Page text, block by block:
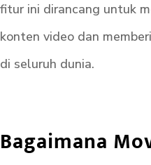
fitur ini dirancang untuk
konten video dan
di seluruh dunia.
Bagaimana